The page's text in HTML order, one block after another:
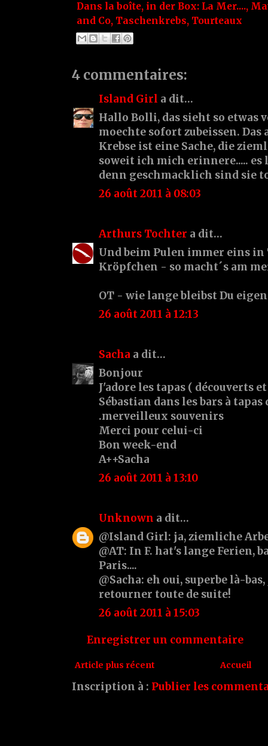
Dans la boîte, in der Box: La Mer....,
and Co, Taschenkrebs, Tourteaux
4 commentaires:
Island Girl a dit…
Hallo Bolli, das sieht so etwas
moechte sofort zubeissen. Das
Krebse ist eine Sache, die
soweit ich mich erinnere.....
denn geschmacklich sind sie
26 août 2011 à 08:03
Arthurs Tochter a dit…
Und beim Pulen immer eins
Kröpfchen - so macht´s am
OT - wie lange bleibst Du
26 août 2011 à 12:13
Sacha a dit…
Bonjour
J'adore les tapas ( découverts
Sébastian dans les bars à
.merveilleux souvenirs
Merci pour celui-ci
Bon week-end
A++Sacha
26 août 2011 à 13:10
Unknown a dit…
@Island Girl: ja, ziemliche
@AT: In F. hat's lange Ferien,
Paris....
@Sacha: eh oui, superbe là-
retourner toute de suite!
26 août 2011 à 15:03
Enregistrer un commentaire
Article plus récent Accueil
Inscription à : Publier les